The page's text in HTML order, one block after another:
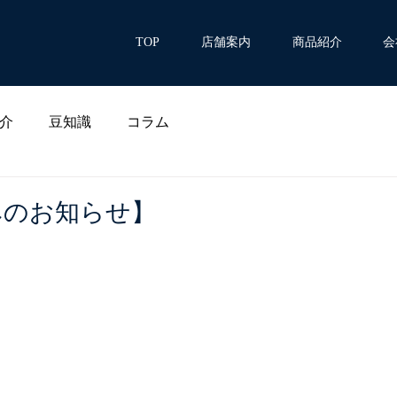
TOP 店舗案内 商品紹介
豆知識 コラム
お知らせ】